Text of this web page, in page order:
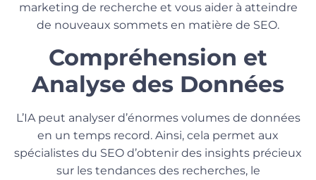
marketing de recherche et vous aider à atteindre
de nouveaux sommets en matière de SEO.
Compréhension et
Analyse des Données
L’IA peut analyser d’énormes volumes de données
en un temps record. Ainsi, cela permet aux
spécialistes du SEO d’obtenir des insights précieux
sur les tendances des recherches, le